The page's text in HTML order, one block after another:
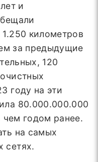
и
километров
за предыдущие
120
году на эти
80.000.000.000
чем годом ранее.
на самых
сетях.